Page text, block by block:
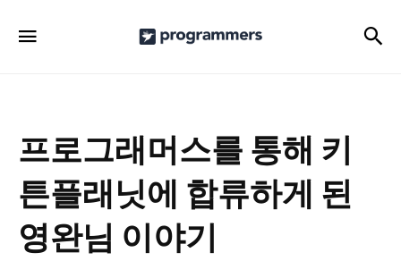
로
머
스
공
식
블
프로그래머스를 통해 키
튼플래닛에 합류하게 된
영완님 이야기